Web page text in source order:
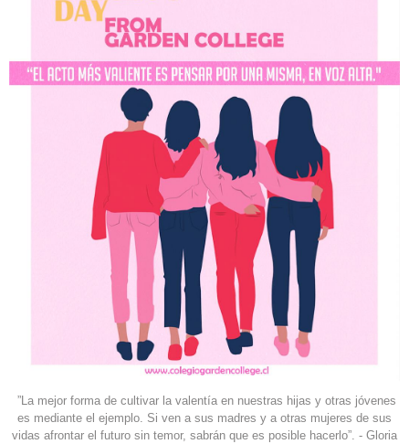
”La mejor forma de cultivar la valentía en nuestras hijas y otras jóvenes
es mediante el ejemplo. Si ven a sus madres y a otras mujeres de sus
vidas afrontar el futuro sin temor, sabrán que es posible hacerlo”. - Gloria